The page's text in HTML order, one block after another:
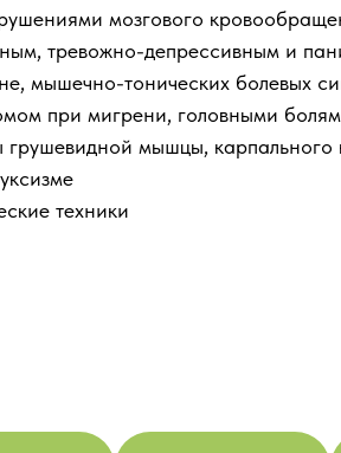
мозгового
тревожно-депрессивным и
мышечно-тонических болевых
при мигрени, головными
мышцы, карпального
техники